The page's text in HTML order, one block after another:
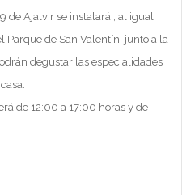
de Ajalvir se instalará , al igual
Parque de San Valentín, junto a la
degustar las especialidades
de 12:00 a 17:00 horas y de